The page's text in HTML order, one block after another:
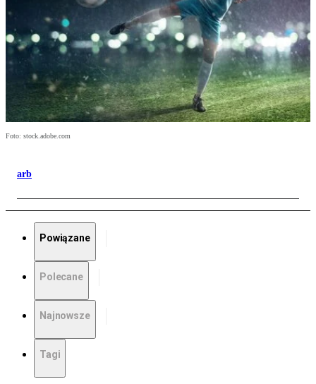
Foto: stock.adobe.com
arb
Powiązane
Polecane
Najnowsze
Tagi